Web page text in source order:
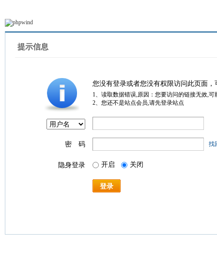
提示信息
您没有登录或者您没有权限访问此页面
1、读取数据错误,原因：您要访问的链接无效,
2、您还不是站点会员,请先登录站点
密 码 找
隐身登录 开启 关闭
登录